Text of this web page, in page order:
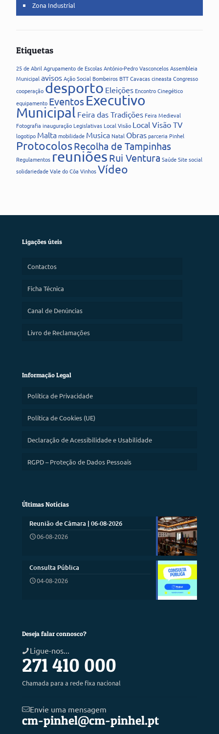
Zona Industrial
Etiquetas
25 de Abril Agrupamento de EscolasAntónio-Pedro VasconcelosAssembleia
Municipal avisosAção Social Bombeiros BTTCavacascineasta Congresso
cooperação desporto Eleições Encontro Cinegético
equipamento Eventos Executivo
Municipal Feira das Tradições Feira Medieval
Fotografia inauguração Legislativas Local Visão Local Visão TV
logotipo Maltamobilidade Musica Natal Obrasparceria Pinhel
ProtocolosRecolha de Tampinhas
Regulamentos reuniões Rui Ventura SaúdeSitesocial
solidariedadeVale do Côa VinhosVídeo
Ligações úteis
Contactos
Ficha Técnica
Canal de Denúncias
Livro de Reclamações
Informação Legal
Política de Privacidade
Política de Cookies (UE)
Declaração de Acessibilidade e Usabilidade
RGPD – Proteção de Dados Pessoais
Últimas Notícias
Reunião de Câmara | 06-08-2026
06-08-2026
Consulta Pública
04-08-2026
Deseja falar connosco?
Ligue-nos...
271 410 000
Chamada para a rede fixa nacional
Envie uma mensagem
cm-pinhel@cm-pinhel.pt